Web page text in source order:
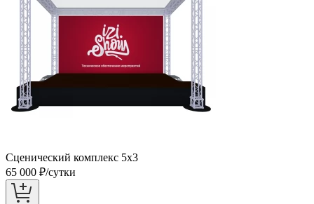
Сценический комплекс 5х3
65 000 ₽/сутки